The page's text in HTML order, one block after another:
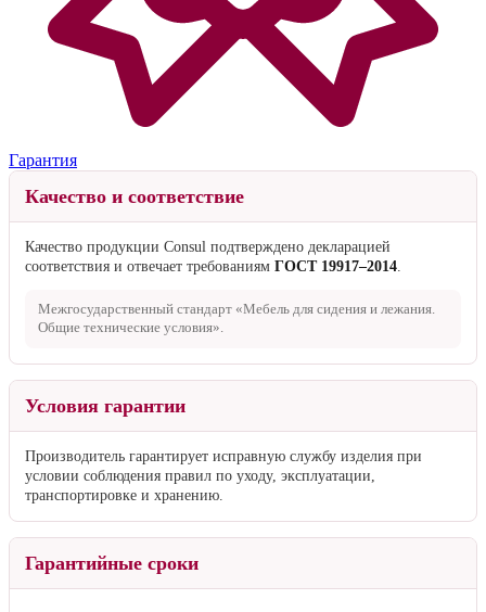
Гарантия
Качество и соответствие
Качество продукции Consul подтверждено декларацией
соответствия и отвечает требованиям ГОСТ 19917–2014.
Межгосударственный стандарт «Мебель для сидения и лежания.
Общие технические условия».
Условия гарантии
Производитель гарантирует исправную службу изделия при
условии соблюдения правил по уходу, эксплуатации,
транспортировке и хранению.
Гарантийные сроки